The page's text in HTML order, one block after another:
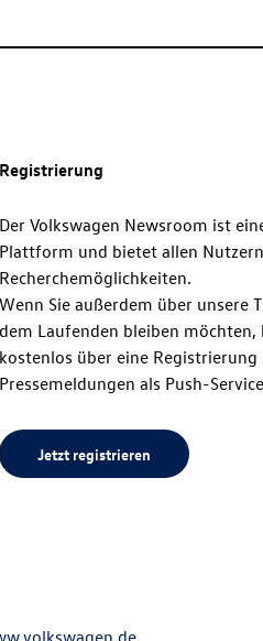
Registrierung
Der Volkswagen Newsroom ist
Plattform und bietet allen
Recherchemöglichkeiten.
Wenn Sie außerdem über unsere
dem Laufenden bleiben möchten,
kostenlos über eine Registrierung
Pressemeldungen als Push-
Jetzt registrieren